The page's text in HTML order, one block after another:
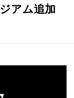
アム追加